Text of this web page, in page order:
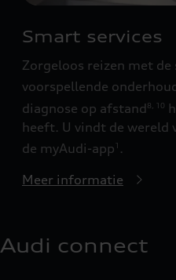
Smart services
Zorgeloos reizen met
voorspellende
diagnose op afstand8 10
heeft. U vindt de wereld
de myAudi-app 1 .
Meer informatie
Audi connect